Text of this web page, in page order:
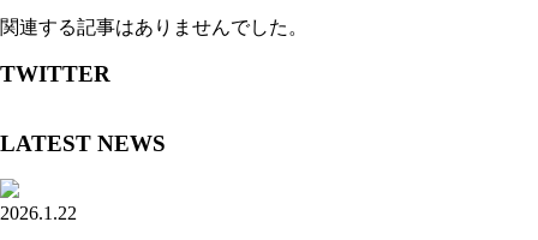
関連する記事はありませんでした。
TWITTER
LATEST NEWS
2026.1.22